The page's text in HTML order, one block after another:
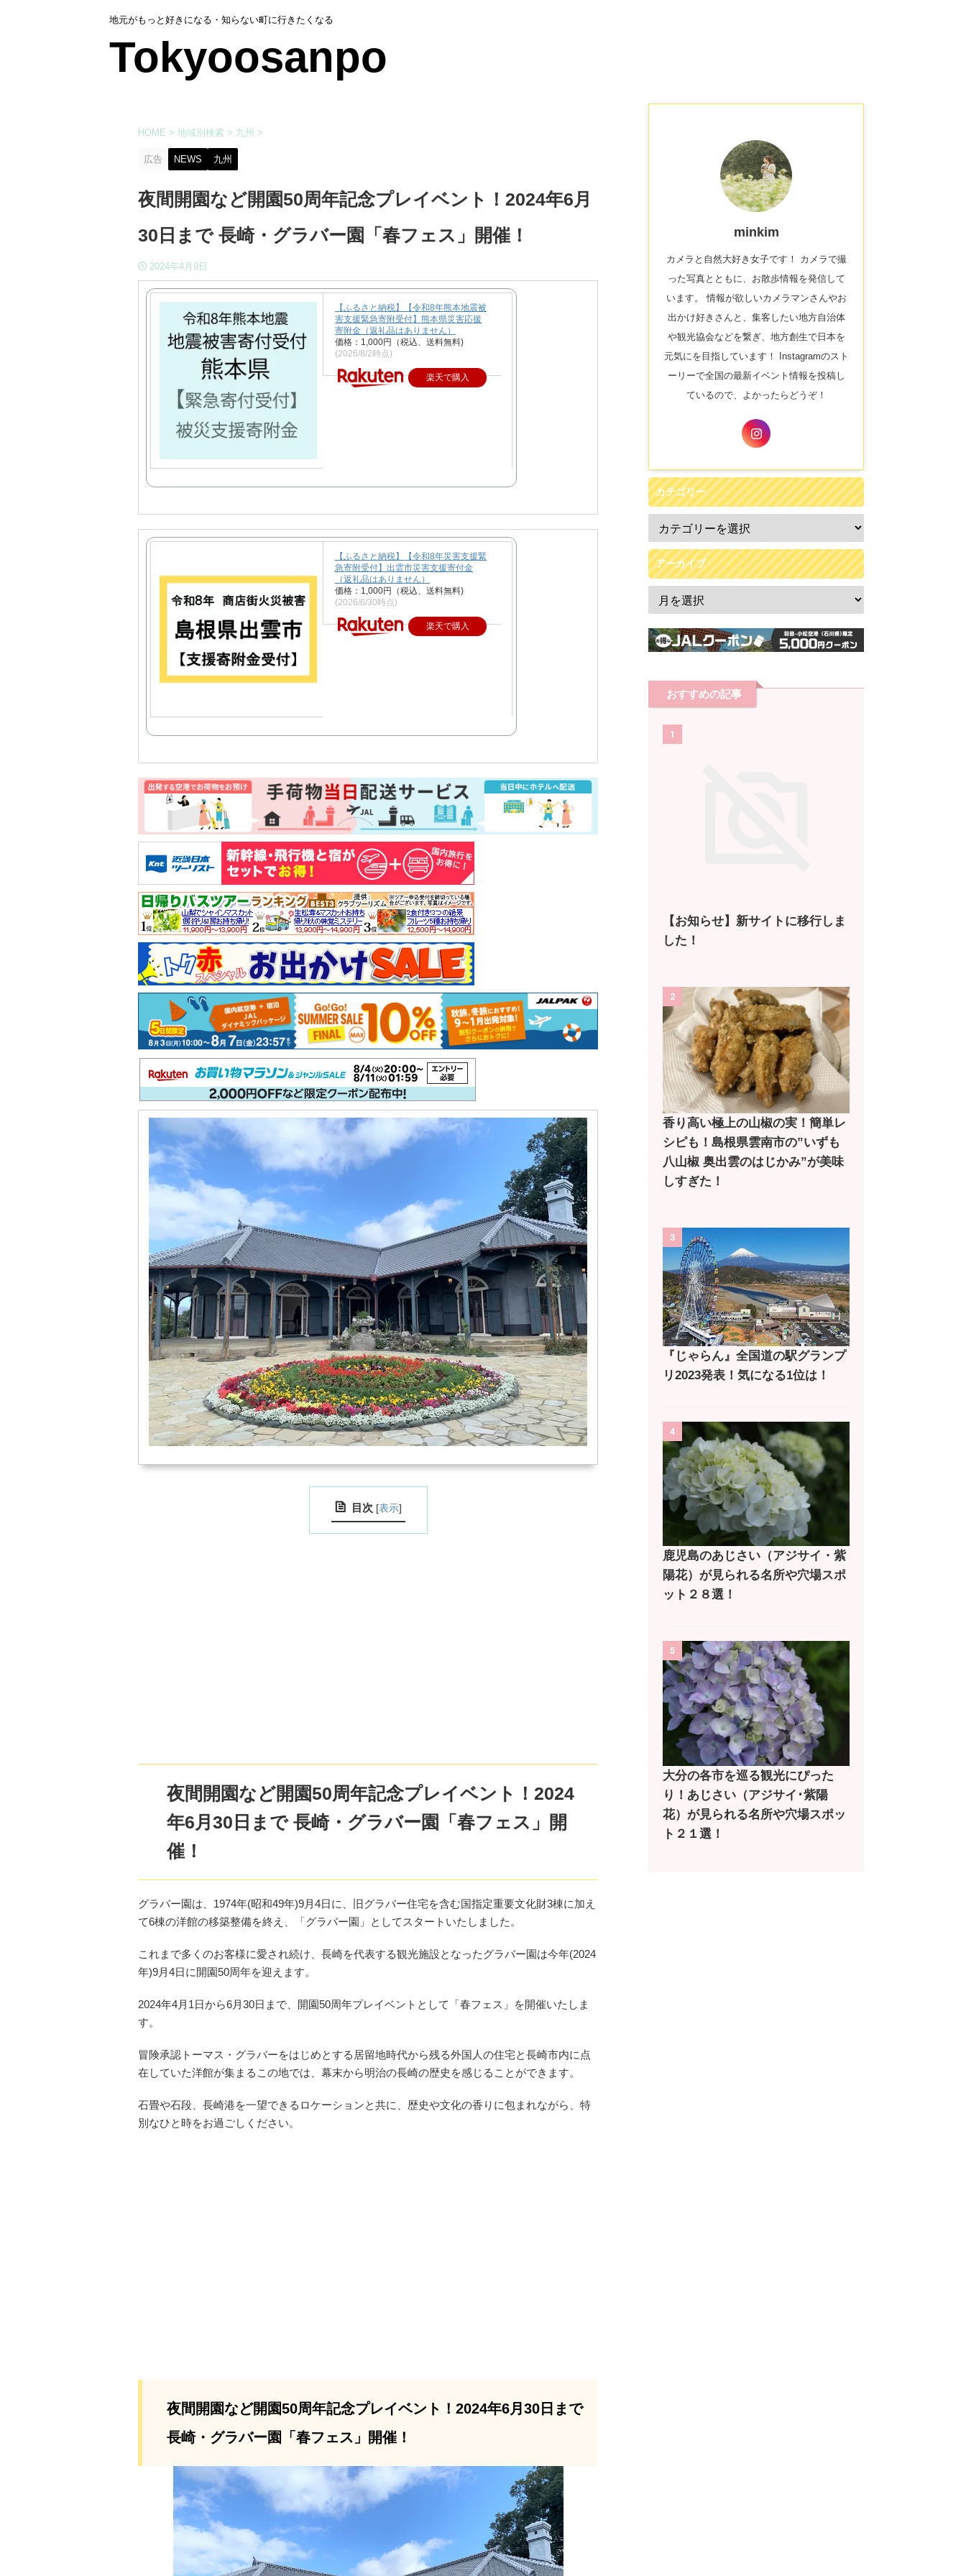
地元がもっと好きになる・知らない町に行きたくなる
Tokyoosanpo
HOME > 地域別検索 > 九州 >
広告 NEWS 九州
夜間開園など開園50周年記念プレイベント！2024年6月
30日まで 長崎・グラバー園「春フェス」開催！
2024年4月9日
【ふるさと納税】【令和8年熊本地震被
害支援緊急寄附受付】熊本県災害応援
寄附金（返礼品はありません）
価格：1,000円（税込、送料無料)
(2026/8/2時点)
楽天で購入
【ふるさと納税】【令和8年災害支援緊
急寄附受付】出雲市災害支援寄付金
（返礼品はありません）
価格：1,000円（税込、送料無料)
(2026/6/30時点)
楽天で購入
目次 [表示]
夜間開園など開園50周年記念プレイベント！2024
年6月30日まで 長崎・グラバー園「春フェス」開
催！
グラバー園は、1974年(昭和49年)9月4日に、旧グラバー住宅を含む国指定重要文化財3棟に加え
て6棟の洋館の移築整備を終え、「グラバー園」としてスタートいたしました。
これまで多くのお客様に愛され続け、長崎を代表する観光施設となったグラバー園は今年(2024
年)9月4日に開園50周年を迎えます。
2024年4月1日から6月30日まで、開園50周年プレイベントとして「春フェス」を開催いたしま
す。
冒険承認トーマス・グラバーをはじめとする居留地時代から残る外国人の住宅と長崎市内に点
在していた洋館が集まるこの地では、幕末から明治の長崎の歴史を感じることができます。
石畳や石段、長崎港を一望できるロケーションと共に、歴史や文化の香りに包まれながら、特
別なひと時をお過ごしください。
夜間開園など開園50周年記念プレイベント！2024年6月30日まで
長崎・グラバー園「春フェス」開催！
minkim
カメラと自然大好き女子です！ カメラで撮
った写真とともに、お散歩情報を発信して
います。 情報が欲しいカメラマンさんやお
出かけ好きさんと、集客したい地方自治体
や観光協会などを繋ぎ、地方創生で日本を
元気にを目指しています！ Instagramのスト
ーリーで全国の最新イベント情報を投稿し
ているので、よかったらどうぞ！
カテゴリー
アーカイブ
おすすめの記事
1
【お知らせ】新サイトに移行しま
した！
2
香り高い極上の山椒の実！簡単レ
シピも！島根県雲南市の”いずも
八山椒 奥出雲のはじかみ”が美味
しすぎた！
3
『じゃらん』全国道の駅グランプ
リ2023発表！気になる1位は！
4
鹿児島のあじさい（アジサイ・紫
陽花）が見られる名所や穴場スポ
ット２８選！
5
大分の各市を巡る観光にぴった
り！あじさい（アジサイ･紫陽
花）が見られる名所や穴場スポッ
ト２１選！